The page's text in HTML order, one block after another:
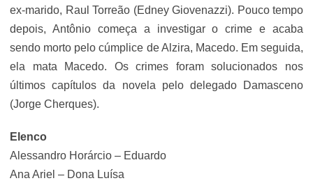
ex-marido, Raul Torreão (Edney Giovenazzi). Pouco tempo
depois, Antônio começa a investigar o crime e acaba
sendo morto pelo cúmplice de Alzira, Macedo. Em seguida,
ela mata Macedo. Os crimes foram solucionados nos
últimos capítulos da novela pelo delegado Damasceno
(Jorge Cherques).
Elenco
Alessandro Horárcio – Eduardo
Ana Ariel – Dona Luísa